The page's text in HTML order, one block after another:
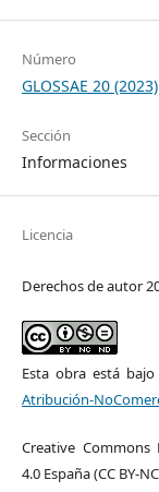
Número
GLOSSAE 20 (2023)
Sección
Informaciones
Licencia
Derechos de autor
Esta obra está
Atribución-
Creative Commons
4.0 España (CC BY-